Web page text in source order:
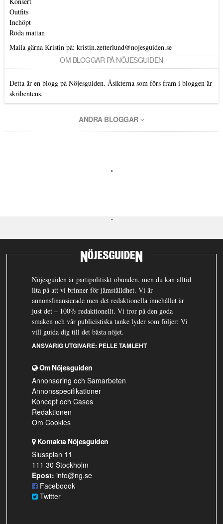
Outfits
Inchöpt
Röda mattan
Maila gärna Kristin på: kristin.zetterlund@nojesguiden.se
OM BLOGGAR PÅ NÖJESGUIDEN
Detta är en blogg på Nöjesguiden. Åsikterna som förs fram i bloggen är
skribentens.
ANDRA BLOGGAR
Nöjesguiden är partipolitiskt obunden, men du kan alltid
lita på att vi brinner för jämställdhet. Vi är
annonsfinansierade men det redaktionella innehållet är
just det – 100% redaktionellt. Vi tror på den goda
smaken och vår publicistiska tanke lyder som följer: Vi
vill guida dig till det bästa nöjet.
ANSVARIG UTGIVARE: PELLE TAMLEHT
Om Nöjesguiden
Annonsering och Samarbeten
Annonsspecifikationer
Koncept och Cases
Redaktionen
Om Cookies
Kontakta Nöjesguiden
Slussplan 11
111 30 Stockholm
Epost: info@ng.se
Faceboook
Twitter